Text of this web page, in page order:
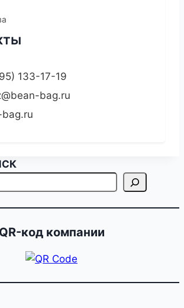
133-17-19
bag.ru
QR-код компании